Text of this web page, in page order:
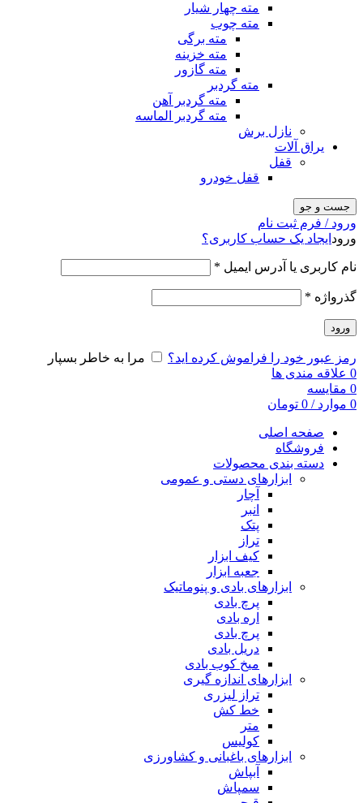
مته چهار شیار
مته چوب
مته برگی
مته خزینه
مته گازور
مته گردبر
مته گردبر آهن
مته گردبر الماسه
نازل برش
یراق آلات
قفل
قفل خودرو
جست و جو
ورود / فرم ثبت نام
ورود ایجاد یک حساب کاربری؟
نام کاربری یا آدرس ایمیل *
گذرواژه *
ورود
رمز عبور خود را فراموش کرده اید؟
مرا به خاطر بسپار
0 علاقه مندی ها
0 مقایسه
0 موارد /
0 تومان
صفحه اصلی
فروشگاه
دسته بندی محصولات
ابزارهای دستی و عمومی
آچار
انبر
پتک
تراز
کیف ابزار
جعبه ابزار
ابزارهای بادی و پنوماتیک
پرچ بادی
اره بادی
پرچ بادی
دریل بادی
میخ کوب بادی
ابزارهای اندازه گیری
تراز لیزری
خط کش
متر
کولیس
ابزارهای باغبانی و کشاورزی
آبپاش
سمپاش